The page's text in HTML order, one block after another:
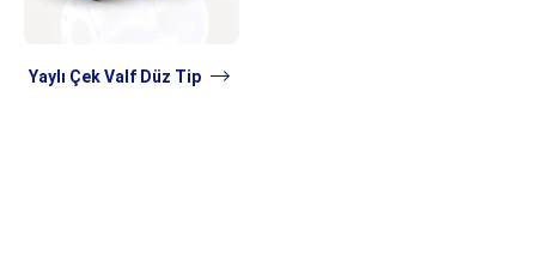
Yaylı Çek Valf Düz Tip